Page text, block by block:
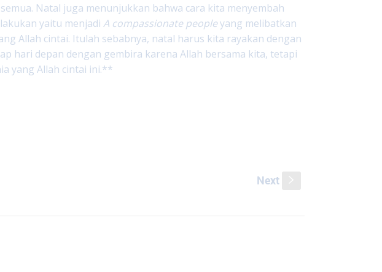
Natal juga menunjukkan bahwa cara kita menyembah
yaitu menjadiA compassionate peopleyang melibatkan
Allah cintai. Itulah sebabnya, natal harus kita rayakan dengan
hari depan dengan gembira karena Allah bersama kita, tetapi
yang Allah cintai ini.**
Next